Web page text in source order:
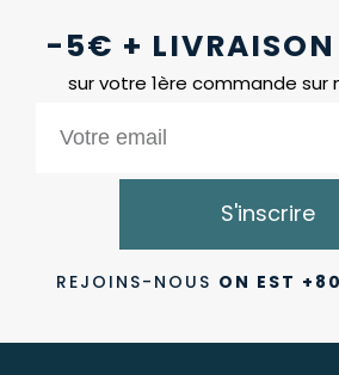
-5€ + LIVRAISON
sur votre 1ère commande
S'inscrire
REJOINS-NOUS ON EST